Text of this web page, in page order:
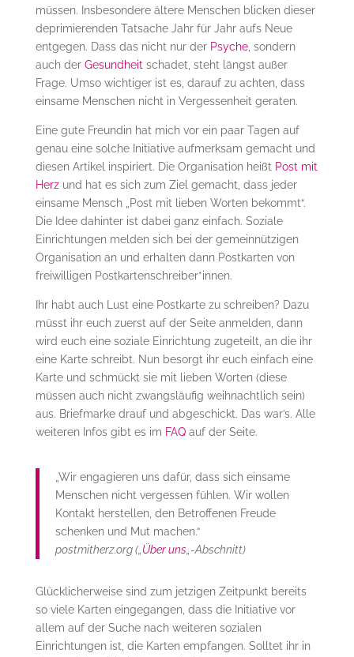
müssen. Insbesondere ältere Menschen blicken dieser
deprimierenden Tatsache Jahr für Jahr aufs Neue
entgegen. Dass das nicht nur der Psyche, sondern
auch der Gesundheit schadet, steht längst außer
Frage. Umso wichtiger ist es, darauf zu achten, dass
einsame Menschen nicht in Vergessenheit geraten.
Eine gute Freundin hat mich vor ein paar Tagen auf
genau eine solche Initiative aufmerksam gemacht und
diesen Artikel inspiriert. Die Organisation heißt Post mit
Herzund hat es sich zum Ziel gemacht, dass jeder
einsame Mensch „Post mit lieben Worten bekommt“.
Die Idee dahinter ist dabei ganz einfach. Soziale
Einrichtungen melden sich bei der gemeinnützigen
Organisation an und erhalten dann Postkarten von
freiwilligen Postkartenschreiber*innen.
Ihr habt auch Lust eine Postkarte zu schreiben? Dazu
müsst ihr euch zuerst auf der Seite anmelden, dann
wird euch eine soziale Einrichtung zugeteilt, an die ihr
eine Karte schreibt. Nun besorgt ihr euch einfach eine
Karte und schmückt sie mit lieben Worten (diese
müssen auch nicht zwangsläufig weihnachtlich sein)
aus. Briefmarke drauf und abgeschickt. Das war’s. Alle
weiteren Infos gibt es im FAQauf der Seite.
„Wir engagieren uns dafür, dass sich einsame
Menschen nicht vergessen fühlen. Wir wollen
Kontakt herstellen, den Betroffenen Freude
schenken und Mut machen.“
postmitherz.org („ Über uns „-Abschnitt)
Glücklicherweise sind zum jetzigen Zeitpunkt bereits
so viele Karten eingegangen, dass die Initiative vor
allem auf der Suche nach weiteren sozialen
Einrichtungen ist, die Karten empfangen. Solltet ihr in